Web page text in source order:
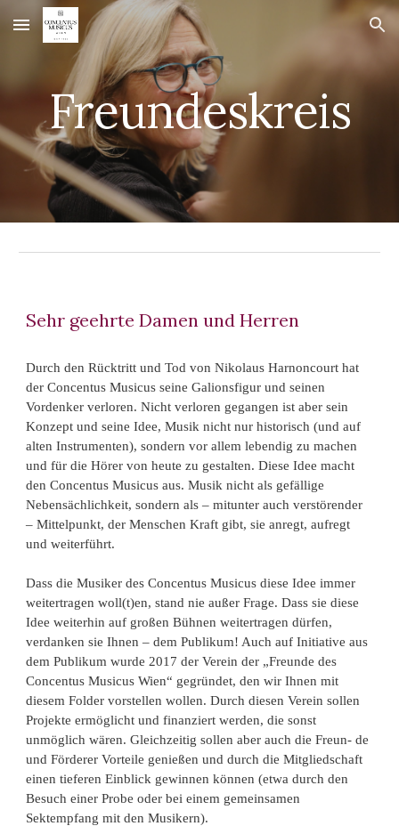
Skip to main content Skip to navigation
Freundeskreis
Sehr geehrte Damen und Herren
Durch den Rücktritt und Tod von Nikolaus Harnoncourt hat
der Concentus Musicus seine Galionsfigur und seinen
Vordenker verloren. Nicht verloren gegangen ist aber sein
Konzept und seine Idee, Musik nicht nur historisch (und auf
alten Instrumenten), sondern vor allem lebendig zu machen
und für die Hörer von heute zu gestalten. Diese Idee macht
den Concentus Musicus aus. Musik nicht als gefällige
Nebensächlichkeit, sondern als – mitunter auch verstörender
– Mittelpunkt, der Menschen Kraft gibt, sie anregt, aufregt
und weiterführt.
Dass die Musiker des Concentus Musicus diese Idee immer
weitertragen woll(t)en, stand nie außer Frage. Dass sie diese
Idee weiterhin auf großen Bühnen weitertragen dürfen,
verdanken sie Ihnen – dem Publikum! Auch auf Initiative aus
dem Publikum wurde 2017 der Verein der „Freunde des
Concentus Musicus Wien“ gegründet, den wir Ihnen mit
diesem Folder vorstellen wollen. Durch diesen Verein sollen
Projekte ermöglicht und finanziert werden, die sonst
unmöglich wären. Gleichzeitig sollen aber auch die Freun- de
und Förderer Vorteile genießen und durch die Mitgliedschaft
einen tieferen Einblick gewinnen können (etwa durch den
Besuch einer Probe oder bei einem gemeinsamen
Sektempfang mit den Musikern).